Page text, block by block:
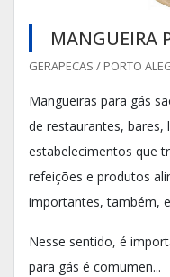
MANGUEIRA
GERAPECAS / PORTO
Mangueiras para gás
de restaurantes, bares,
estabelecimentos que
refeições e produtos
importantes, também,
Nesse sentido, é
para gás é comumen...